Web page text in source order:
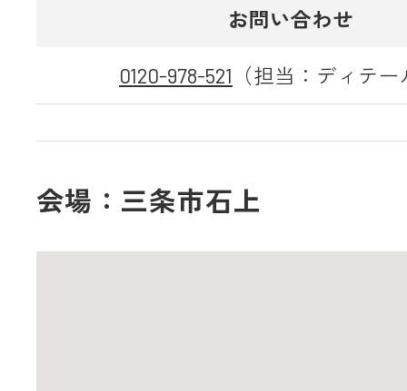
お問い合わせ
0120-978-521 （担当：ディテ
会場：三条市石上